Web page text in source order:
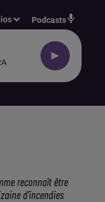
Podcasts
reconnaît être
d’incendies